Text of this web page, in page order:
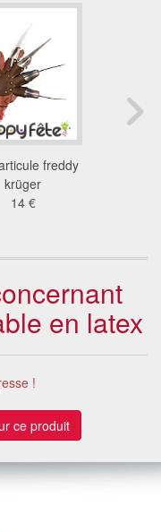
freddy
krüger
14 €
en latex
!
ce produit